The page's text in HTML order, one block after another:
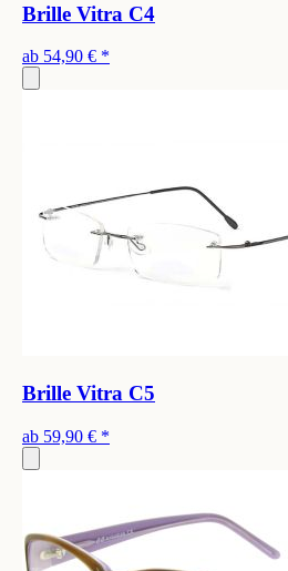
Brille Vitra C4
ab 54,90 € *
Brille Vitra C5
ab 59,90 € *